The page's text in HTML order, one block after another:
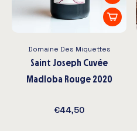
Domaine Des Miquettes
Saint Joseph Cuvée
Madloba Rouge 2020
€44,50